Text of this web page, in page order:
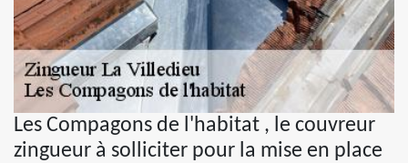
Les Compagons de l'habitat , le couvreur
zingueur à solliciter pour la mise en place